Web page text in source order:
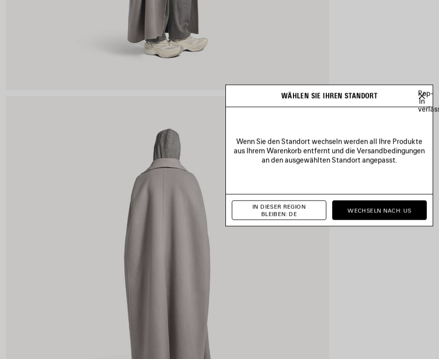
WÄHLEN SIE IHREN STANDORT
Pop-
In
Wenn Sie den Standort wechseln werden all Ihre Produkte
aus Ihrem Warenkorb entfernt und die Versandbedingungen
an den ausgewählten Standort angepasst.
IN DIESER REGION
BLEIBEN: DE
WECHSELN NACH: US